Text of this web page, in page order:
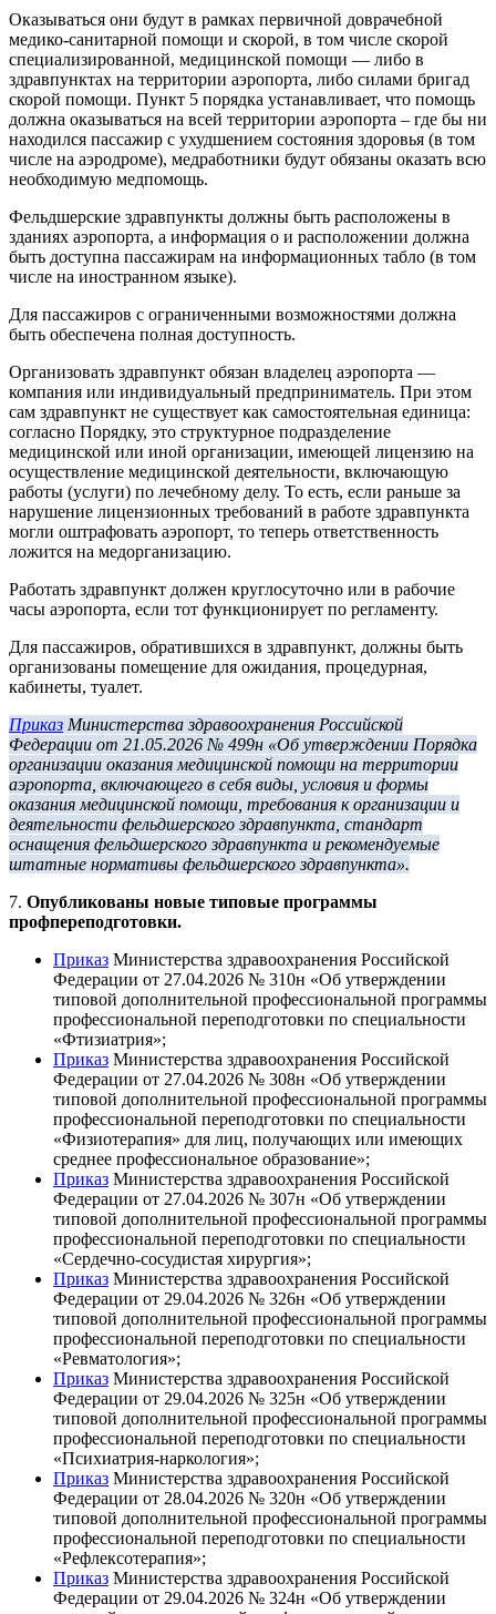
Оказываться они будут в рамках первичной доврачебной
медико-санитарной помощи и скорой, в том числе скорой
специализированной, медицинской помощи — либо в
здравпунктах на территории аэропорта, либо силами бригад
скорой помощи. Пункт 5 порядка устанавливает, что помощь
должна оказываться на всей территории аэропорта – где бы ни
находился пассажир с ухудшением состояния здоровья (в том
числе на аэродроме), медработники будут обязаны оказать всю
необходимую медпомощь.
Фельдшерские здравпункты должны быть расположены в
зданиях аэропорта, а информация о и расположении должна
быть доступна пассажирам на информационных табло (в том
числе на иностранном языке).
Для пассажиров с ограниченными возможностями должна
быть обеспечена полная доступность.
Организовать здравпункт обязан владелец аэропорта —
компания или индивидуальный предприниматель. При этом
сам здравпункт не существует как самостоятельная единица:
согласно Порядку, это структурное подразделение
медицинской или иной организации, имеющей лицензию на
осуществление медицинской деятельности, включающую
работы (услуги) по лечебному делу. То есть, если раньше за
нарушение лицензионных требований в работе здравпункта
могли оштрафовать аэропорт, то теперь ответственность
ложится на медорганизацию.
Работать здравпункт должен круглосуточно или в рабочие
часы аэропорта, если тот функционирует по регламенту.
Для пассажиров, обратившихся в здравпункт, должны быть
организованы помещение для ожидания, процедурная,
кабинеты, туалет.
Приказ Министерства здравоохранения Российской
Федерации от 21.05.2026 № 499н «Об утверждении Порядка
организации оказания медицинской помощи на территории
аэропорта, включающего в себя виды, условия и формы
оказания медицинской помощи, требования к организации и
деятельности фельдшерского здравпункта, стандарт
оснащения фельдшерского здравпункта и рекомендуемые
штатные нормативы фельдшерского здравпункта».
7. Опубликованы новые типовые программы
профпереподготовки.
Приказ Министерства здравоохранения Российской
Федерации от 27.04.2026 № 310н «Об утверждении
типовой дополнительной профессиональной программы
профессиональной переподготовки по специальности
«Фтизиатрия»;
Приказ Министерства здравоохранения Российской
Федерации от 27.04.2026 № 308н «Об утверждении
типовой дополнительной профессиональной программы
профессиональной переподготовки по специальности
«Физиотерапия» для лиц, получающих или имеющих
среднее профессиональное образование»;
Приказ Министерства здравоохранения Российской
Федерации от 27.04.2026 № 307н «Об утверждении
типовой дополнительной профессиональной программы
профессиональной переподготовки по специальности
«Сердечно-сосудистая хирургия»;
Приказ Министерства здравоохранения Российской
Федерации от 29.04.2026 № 326н «Об утверждении
типовой дополнительной профессиональной программы
профессиональной переподготовки по специальности
«Ревматология»;
Приказ Министерства здравоохранения Российской
Федерации от 29.04.2026 № 325н «Об утверждении
типовой дополнительной профессиональной программы
профессиональной переподготовки по специальности
«Психиатрия-наркология»;
Приказ Министерства здравоохранения Российской
Федерации от 28.04.2026 № 320н «Об утверждении
типовой дополнительной профессиональной программы
профессиональной переподготовки по специальности
«Рефлексотерапия»;
Приказ Министерства здравоохранения Российской
Федерации от 29.04.2026 № 324н «Об утверждении